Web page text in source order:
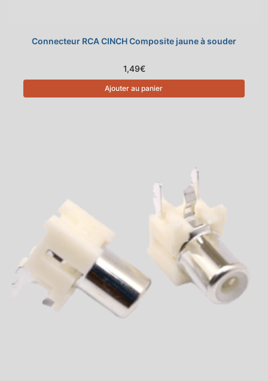
Connecteur RCA CINCH Composite jaune à souder
1,49€
Ajouter au panier